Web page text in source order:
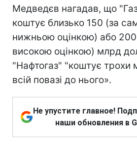
Медведєв нагадав, що
коштує близько 150 (за
нижньою оцінкою) або 200
високою оцінкою) млрд
"Нафтогаз" "коштує трохи
всій повазі до нього».
Не упустите главное!
наши обновления в